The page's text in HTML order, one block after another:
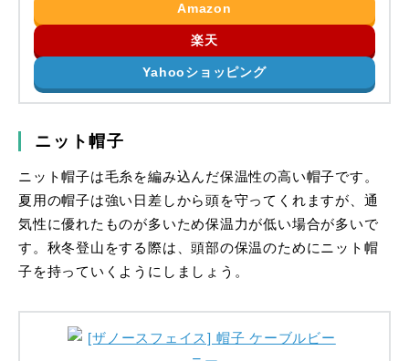
Amazon
楽天
Yahooショッピング
ニット帽子
ニット帽子は毛糸を編み込んだ保温性の高い帽子です。
夏用の帽子は強い日差しから頭を守ってくれますが、通
気性に優れたものが多いため保温力が低い場合が多いで
す。秋冬登山をする際は、頭部の保温のためにニット帽
子を持っていくようにしましょう。